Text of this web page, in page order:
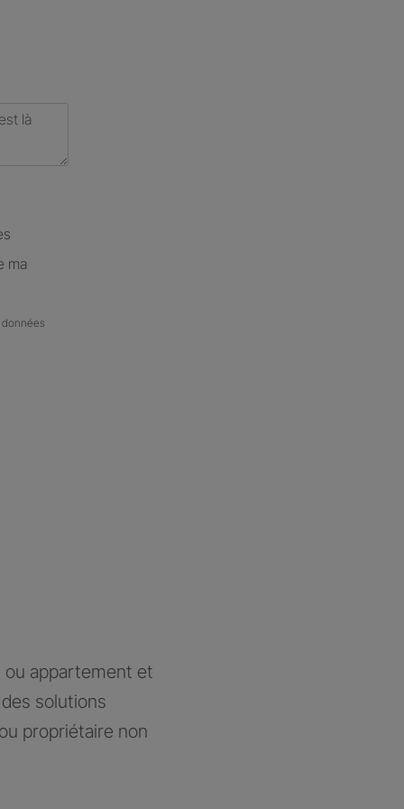
ma
ou appartement et
solutions
propriétaire non